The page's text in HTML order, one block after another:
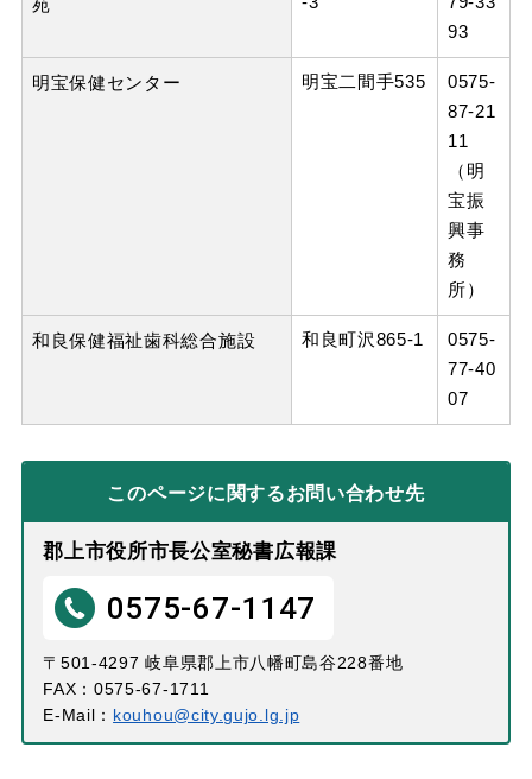
苑
93
明宝保健センター 明宝二間手535
0575-
87-21
11
（明
宝振
興事
務
所）
和良保健福祉歯科総合施設 和良町沢865-1
0575-
77-40
07
このページに関するお問い合わせ先
郡上市役所市長公室秘書広報課
0575-67-1147
〒501-4297 岐阜県郡上市八幡町島谷228番地
FAX：0575-67-1711
E-Mail： kouhou@city.gujo.lg.jp